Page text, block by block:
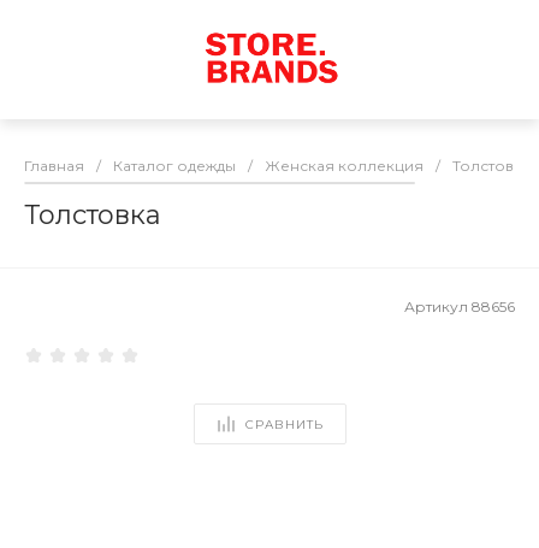
Главная / Каталог одежды / Женская коллекция / Толстовки
Толстовка
Артикул 88656
СРАВНИТЬ